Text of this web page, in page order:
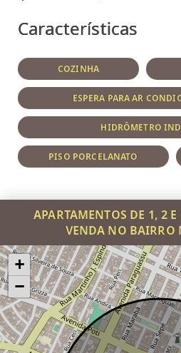
Características
COZINHA
ESPERA PARA AR
HIDRÔMETRO
PISO PORCELANATO
APARTAMENTOS DE 1, 2
VENDA NO BAIRRO
+
−